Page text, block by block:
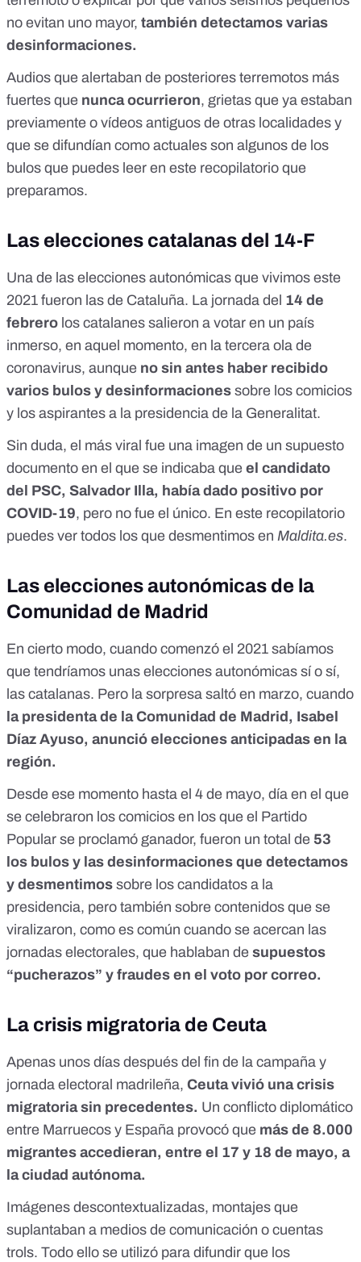
no evitan uno mayor, también detectamos varias
desinformaciones.
Audios que alertaban de posteriores terremotos más
fuertes que nunca ocurrieron, grietas que ya estaban
previamente o vídeos antiguos de otras localidades y
que se difundían como actuales son algunos de los
bulos que puedes leer en este recopilatorio que
preparamos.
Las elecciones catalanas del 14-F
Una de las elecciones autonómicas que vivimos este
2021 fueron las de Cataluña. La jornada del 14 de
febrero los catalanes salieron a votar en un país
inmerso, en aquel momento, en la tercera ola de
coronavirus, aunque no sin antes haber recibido
varios bulos y desinformaciones sobre los comicios
y los aspirantes a la presidencia de la Generalitat.
Sin duda, el más viral fue una imagen de un supuesto
documento en el que se indicaba que el candidato
del PSC, Salvador Illa, había dado positivo por
COVID-19, pero no fue el único. En este recopilatorio
puedes ver todos los que desmentimos en Maldita.es.
Las elecciones autonómicas de la
Comunidad de Madrid
En cierto modo, cuando comenzó el 2021 sabíamos
que tendríamos unas elecciones autonómicas sí o sí,
las catalanas. Pero la sorpresa saltó en marzo, cuando
la presidenta de la Comunidad de Madrid, Isabel
Díaz Ayuso, anunció elecciones anticipadas en la
región.
Desde ese momento hasta el 4 de mayo, día en el que
se celebraron los comicios en los que el Partido
Popular se proclamó ganador, fueron un total de 53
los bulos y las desinformaciones que detectamos
y desmentimos sobre los candidatos a la
presidencia, pero también sobre contenidos que se
viralizaron, como es común cuando se acercan las
jornadas electorales, que hablaban de supuestos
“pucherazos” y fraudes en el voto por correo.
La crisis migratoria de Ceuta
Apenas unos días después del fin de la campaña y
jornada electoral madrileña, Ceuta vivió una crisis
migratoria sin precedentes. Un conflicto diplomático
entre Marruecos y España provocó que más de 8.000
migrantes accedieran, entre el 17 y 18 de mayo, a
la ciudad autónoma.
Imágenes descontextualizadas, montajes que
suplantaban a medios de comunicación o cuentas
trols. Todo ello se utilizó para difundir que los